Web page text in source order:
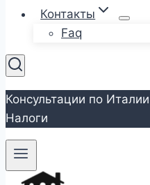
Контакты
Faq
Консультации по
Налоги